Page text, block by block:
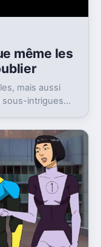
même les
mais aussi
sous-intrigues